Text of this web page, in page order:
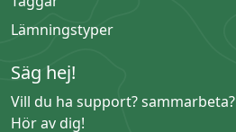
Lämningstyper
Säg hej!
Vill du ha support?
Hör av dig!